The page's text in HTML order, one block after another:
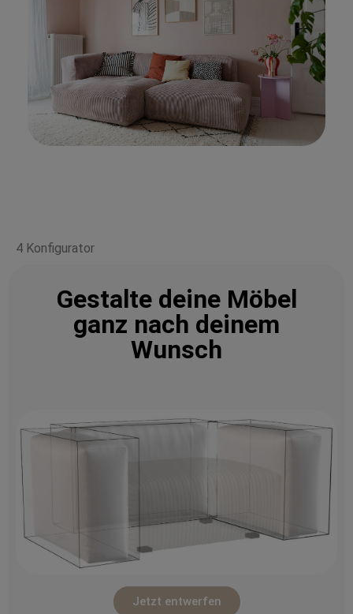
4 Konfigurator
Gestalte deine Möbel
ganz nach deinem
Wunsch
Jetzt entwerfen